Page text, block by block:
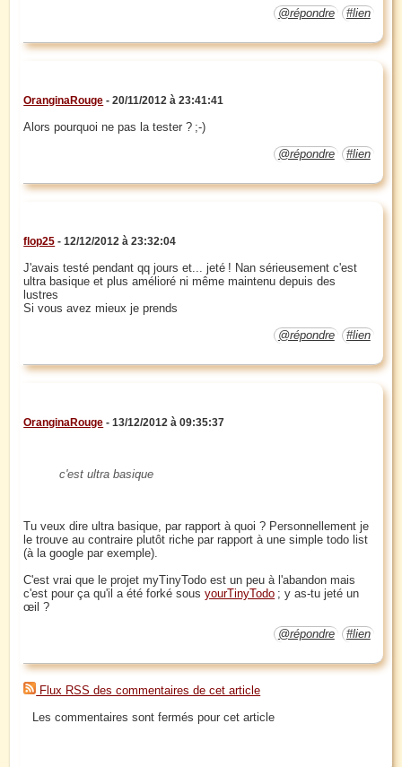
@répondre
#lien
OranginaRouge - 20/11/2012 à 23:41:41
Alors pourquoi ne pas la tester ? ;-)
@répondre
#lien
flop25 - 12/12/2012 à 23:32:04
J'avais testé pendant qq jours et... jeté ! Nan sérieusement c'est
ultra basique et plus amélioré ni même maintenu depuis des
lustres
Si vous avez mieux je prends
@répondre
#lien
OranginaRouge - 13/12/2012 à 09:35:37
c'est ultra basique
Tu veux dire ultra basique, par rapport à quoi ? Personnellement je
le trouve au contraire plutôt riche par rapport à une simple todo list
(à la google par exemple).
C'est vrai que le projet myTinyTodo est un peu à l'abandon mais
c'est pour ça qu'il a été forké sousyourTinyTodo ; y as-tu jeté un
œil ?
@répondre
#lien
Flux RSS des commentaires de cet article
Les commentaires sont fermés pour cet article